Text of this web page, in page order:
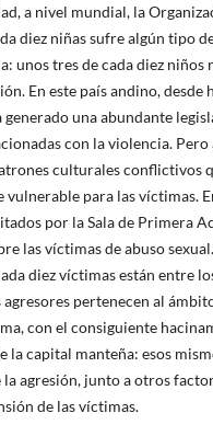
a nivel mundial, la
diez niñas sufre algún tipo
unos tres de cada diez
En este país andino,
generado una abundante
con la violencia. Pero
culturales conflictivos
vulnerable para las víctimas.
por la Sala de Primera
las víctimas de abuso
diez víctimas están entre
agresores pertenecen al
con el consiguiente
la capital manteña: esos
agresión, junto a otros
de las víctimas.